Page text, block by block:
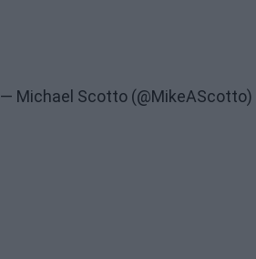
— Michael Scotto (@MikeAScotto)